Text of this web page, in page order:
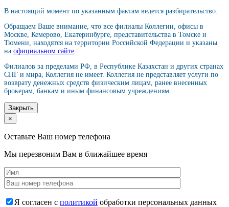
В настоящий момент по указанным фактам ведется разбирательство.
Обращаем Ваше внимание, что все филиалы Коллегии, офисы в
Москве, Кемерово, Екатеринбурге, представительства в Томске и
Тюмени, находятся на территории Российской Федерации и указаны
на официальном сайте
Филиалов за пределами РФ, в Республике Казахстан и других странах
СНГ и мира, Коллегия не имеет. Коллегия не представляет услуги по
возврату денежных средств физическим лицам, ранее внесенных
брокерам, банкам и иным финансовым учреждениям.
Закрыть
×
Оставьте Ваш номер телефона
Мы перезвоним Вам в ближайшее время
Я согласен с политикой обработки персональных данных